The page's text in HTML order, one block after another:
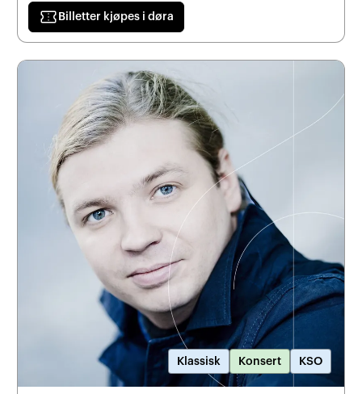
confirmation_number Billetter kjøpes i døra
Klassisk Konsert KSO